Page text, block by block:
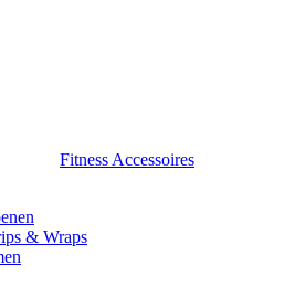
Fitness Accessoires
& Wraps